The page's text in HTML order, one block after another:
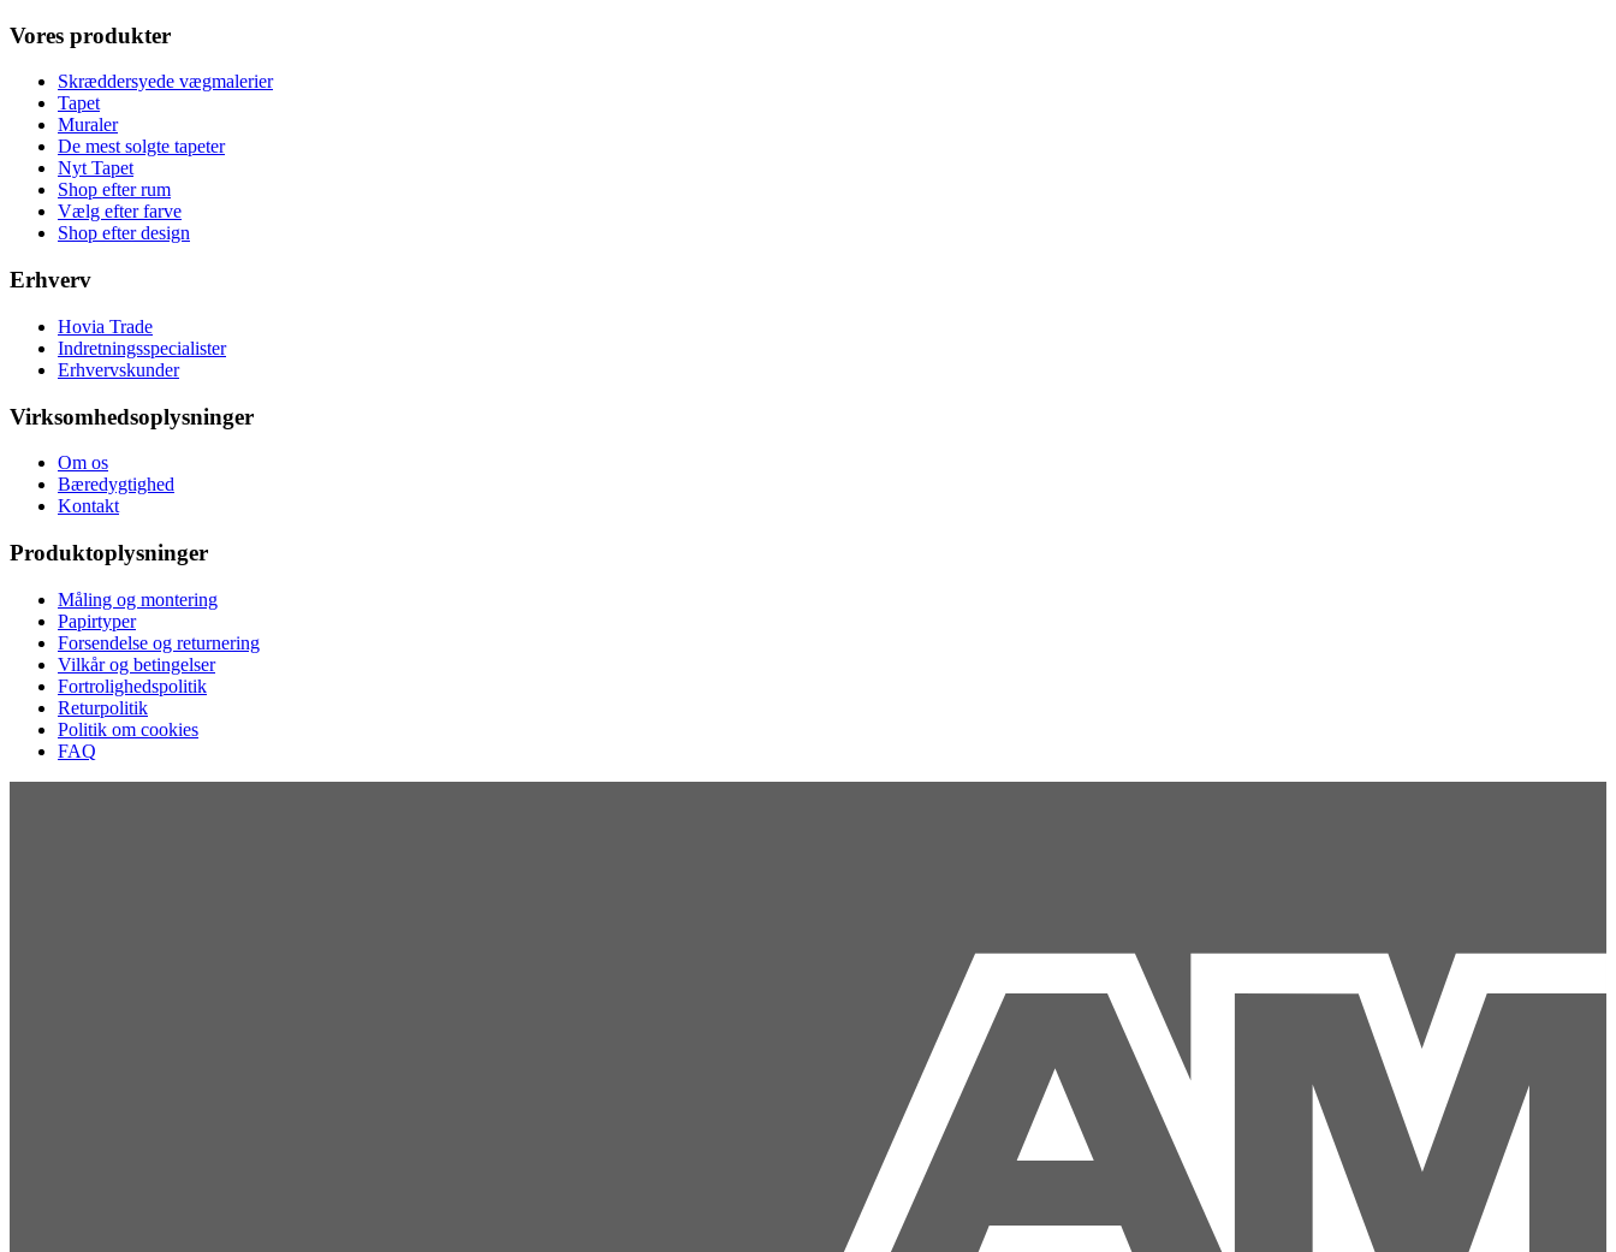
Vores produkter
Skræddersyede vægmalerier
Tapet
Muraler
De mest solgte tapeter
Nyt Tapet
Shop efter rum
Vælg efter farve
Shop efter design
Erhverv
Hovia Trade
Indretningsspecialister
Erhvervskunder
Virksomhedsoplysninger
Om os
Bæredygtighed
Kontakt
Produktoplysninger
Måling og montering
Papirtyper
Forsendelse og returnering
Vilkår og betingelser
Fortrolighedspolitik
Returpolitik
Politik om cookies
FAQ